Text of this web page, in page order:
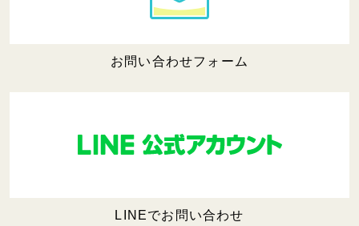
お問い合わせフォーム
LINEでお問い合わせ